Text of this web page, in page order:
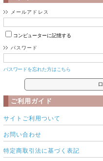
メールアドレス
コンピューターに記憶する
パスワード
パスワードを忘れた方はこちら
ご利用ガイド
サイトご利用ついて
お問い合わせ
特定商取引法に基づく表記